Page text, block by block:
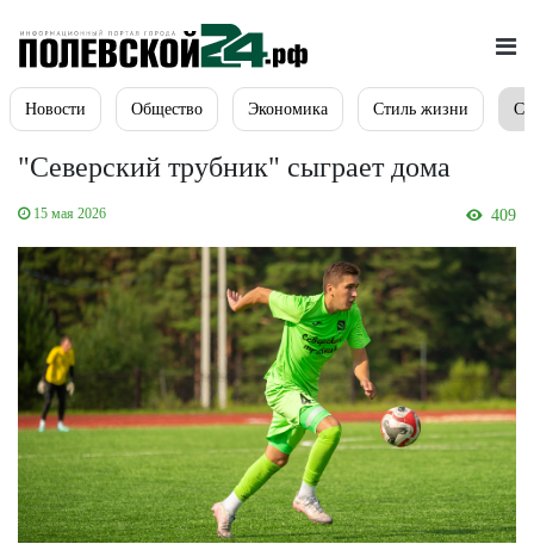
Новости Общество Экономика Стиль жизни
"Северский трубник" сыграет дома
15 мая 2026 409